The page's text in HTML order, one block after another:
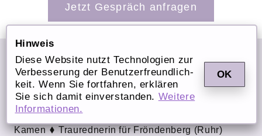
Hinweis
Diese Website nutzt Technologien zur
Ver­bes­serung der Be­nut­zer­freund­lich­
keit. Wenn Sie fort­fah­ren, er­klä­ren
Sie sich damit ein­ver­stan­den. Weitere
In­for­ma­ti­onen.
OK
Jetzt Gespräch anfragen
AUCH IN DEN FOLGENDEN STÄDTEN
BIETE ICH EINE UNVERGESSLICHE
FREIE TRAUUNG AN.
Traurednerin für Unna
Kamen
Traurednerin für Fröndenberg (Ruhr)